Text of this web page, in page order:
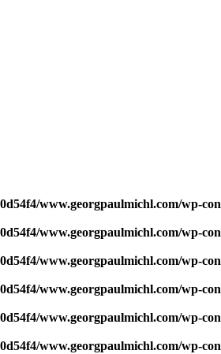
www.georgpaulmichl.com/wp-
www.georgpaulmichl.com/wp-
www.georgpaulmichl.com/wp-
www.georgpaulmichl.com/wp-
www.georgpaulmichl.com/wp-
www.georgpaulmichl.com/wp-